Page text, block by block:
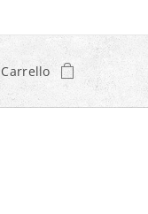
Carrello